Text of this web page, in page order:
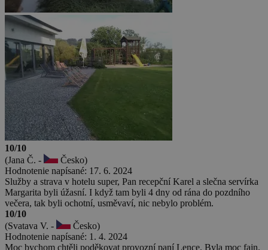
10/10
(Jana Č. -
Česko)
Hodnotenie napísané: 17. 6. 2024
Služby a strava v hotelu super, Pan recepční Karel a slečna servírka
Margarita byli úžasní. I když tam byli 4 dny od rána do pozdního
večera, tak byli ochotní, usměvaví, nic nebylo problém.
10/10
(Svatava V. -
Česko)
Hodnotenie napísané: 1. 4. 2024
Moc bychom chtěli poděkovat provozní paní Lence. Byla moc fajn.